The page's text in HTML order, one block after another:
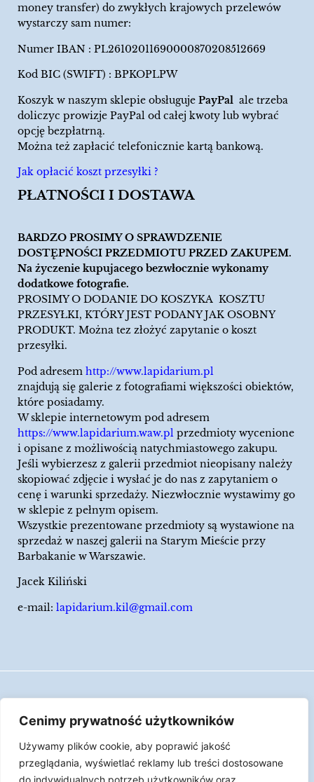
Cenimy prywatność użytkowników
Używamy plików cookie, aby poprawić jakość
przeglądania, wyświetlać reklamy lub treści dostosowane
do indywidualnych potrzeb użytkowników oraz
money transfer) do zwykłych krajowych przelewów
wystarczy sam numer:
Numer IBAN : PL26102011690000870208512669
Kod BIC (SWIFT) : BPKOPLPW
Koszyk w naszym sklepie obsługuje PayPal ale trzeba
doliczyc prowizje PayPal od całej kwoty lub wybrać
opcję bezpłatrną.
Można też zapłacić telefonicznie kartą bankową.
Jak opłacić koszt przesyłki ?
PŁATNOŚCI I DOSTAWA
BARDZO PROSIMY O SPRAWDZENIE
DOSTĘPNOŚCI PRZEDMIOTU PRZED ZAKUPEM.
Na życzenie kupujacego bezwłocznie wykonamy
dodatkowe fotografie.
PROSIMY O DODANIE DO KOSZYKA KOSZTU
PRZESYŁKI, KTÓRY JEST PODANY JAK OSOBNY
PRODUKT. Można tez złożyć zapytanie o koszt
przesyłki.
Pod adresem http://www.lapidarium.pl
znajdują się galerie z fotografiami większości obiektów,
które posiadamy.
W sklepie internetowym pod adresem
https://www.lapidarium.waw.pl przedmioty wycenione
i opisane z możliwością natychmiastowego zakupu.
Jeśli wybierzesz z galerii przedmiot nieopisany należy
skopiować zdjęcie i wysłać je do nas z zapytaniem o
cenę i warunki sprzedaży. Niezwłocznie wystawimy go
w sklepie z pełnym opisem.
Wszystkie prezentowane przedmioty są wystawione na
sprzedaż w naszej galerii na Starym Mieście przy
Barbakanie w Warszawie.
Jacek Kiliński
e-mail: lapidarium.kil@gmail.com
Polityka Cookies
LAPIDARIUM Jacka Kilińskiego | Człowiek jest
epizodem w życiu przedmiotów.